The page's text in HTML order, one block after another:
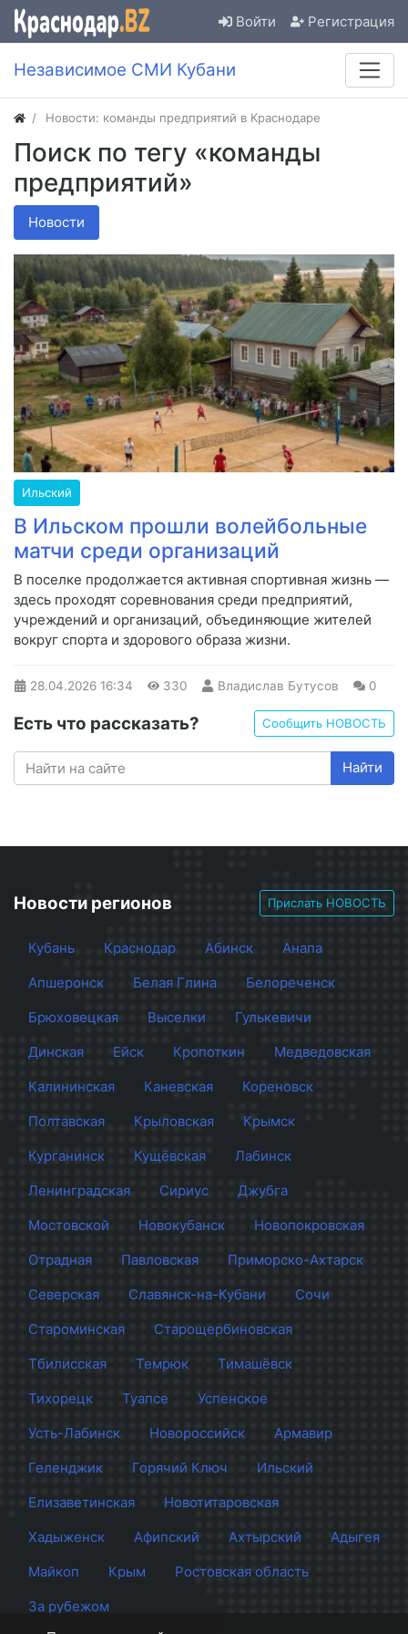
Войти Регистрация
Независимое СМИ Кубани
Новости: команды предприятий в Краснодаре
Поиск по тегу «команды
предприятий»
Новости
Ильский
В Ильском прошли волейбольные
матчи среди организаций
В поселке продолжается активная спортивная жизнь —
здесь проходят соревнования среди предприятий,
учреждений и организаций, объединяющие жителей
вокруг спорта и здорового образа жизни.
28.04.2026 16:34 330 Владислав Бутусов 0
Есть что рассказать? Сообщить НОВОСТЬ
Найти
Новости регионов Прислать НОВОСТЬ
Кубань Краснодар Абинск
Анапа
Апшеронск
Белая Глина
Белореченск
Брюховецкая
Выселки
Гулькевичи
Динская
Ейск Кропоткин
Медведовская
Калининская
Каневская
Кореновск
Полтавская
Крыловская
Крымск
Курганинск
Кущёвская
Лабинск
Ленинградская
Сириус
Джубга
Мостовской
Новокубанск
Новопокровская
Отрадная
Павловская
Приморско-Ахтарск
Северская
Славянск-на-Кубани
Сочи
Староминская
Старощербиновская
Тбилисская
Темрюк
Тимашёвск
Тихорецк
Туапсе
Успенское
Усть-Лабинск
Новороссийск
Армавир
Геленджик
Горячий Ключ
Ильский
Елизаветинская
Новотитаровская
Хадыженск
Афипский Ахтырский
Адыгея
Майкоп
Крым
Ростовская область
За рубежом